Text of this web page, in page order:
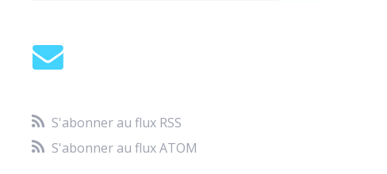
S'abonner au flux RSS
S'abonner au flux ATOM